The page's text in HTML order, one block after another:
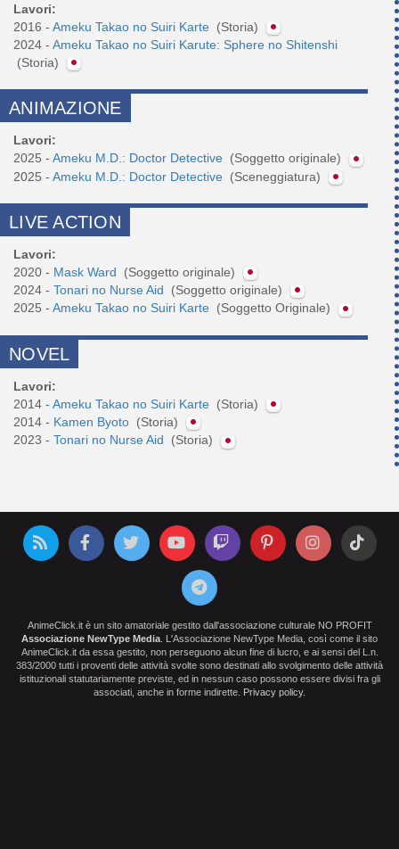
Lavori:
2016 - Ameku Takao no Suiri Karte (Storia)
2024 - Ameku Takao no Suiri Karute: Sphere no Shitenshi
(Storia)
ANIMAZIONE
Lavori:
2025 - Ameku M.D.: Doctor Detective (Soggetto originale)
2025 - Ameku M.D.: Doctor Detective (Sceneggiatura)
LIVE ACTION
Lavori:
2020 - Mask Ward
(Soggetto originale)
2024 - Tonari no Nurse Aid
(Soggetto originale)
2025 - Ameku Takao no Suiri Karte (Soggetto Originale)
NOVEL
Lavori:
2014 - Ameku Takao no Suiri Karte (Storia)
2014 - Kamen Byoto (Storia)
2023 - Tonari no Nurse Aid (Storia)
AnimeClick.it è un sito amatoriale gestito dall'associazione culturale NO PROFIT
Associazione NewType Media . L'Associazione NewType Media, così come il sito
AnimeClick.it da essa gestito, non perseguono alcun fine di lucro, e ai sensi del L.n.
383/2000 tutti i proventi delle attività svolte sono destinati allo svolgimento delle attività
istituzionali statutariamente previste, ed in nessun caso possono essere divisi fra gli
associati, anche in forme indirette. Privacy policy.